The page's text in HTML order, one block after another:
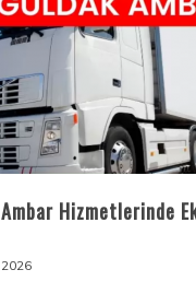
Hizmetlerinde